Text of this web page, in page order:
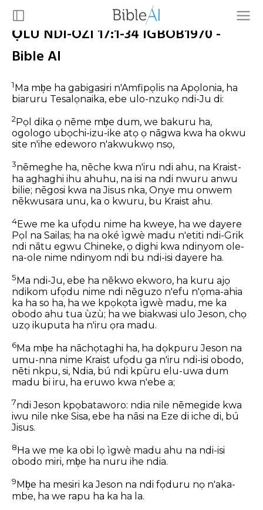
ỌLU NDI-OZI 17:1-34 IGBOB1970 -
Bible AI
1Ma mb͕e ha gabigasiri n'Amfipọlis na Apọlonia, ha
biaruru Tesalọnaika, ebe ulo-nzukọ ndi-Ju di:
2 Pọl dika ọ nēme mb͕e dum, we bakuru ha,
ogologo ubọchi-izu-ike atọ ọ nāgwa kwa ha okwu
site n'ihe edeworo n'akwukwọ nsọ,
3nēmeghe ha, nēche kwa n'iru ndi ahu, na Kraist-
ha aghaghi ihu ahuhu, na isi na ndi nwuru anwu
bilie; nēgosi kwa na Jisus nka, Onye mu onwem
nēkwusara unu, ka o kwuru, bu Kraist ahu.
4Ewe me ka ufọdu nime ha kweye, ha we dayere
Pọl na Sailas; ha na oké ìgwè madu n'etiti ndi-Grik
ndi nātu egwu Chineke, ọ dighi kwa ndinyom ole-
na-ole nime ndinyom ndi bu ndi-isi dayere ha.
5 Ma ndi-Ju, ebe ha nēkwo ekworo, ha kuru ajọ
ndikom ufọdu nime ndi nēguzo n'efu n'ọma-ahia
ka ha so ha, ha we kpọkọta ìgwè madu, me ka
obodo ahu tua ùzù; ha we biakwasi ulo Jeson, chọ
uzọ ikuputa ha n'iru ọra madu.
6Ma mb͕e ha nāchọtaghi ha, ha dọkpuru Jeson na
umu-nna nime Kraist ufọdu ga n'iru ndi-isi obodo,
nēti nkpu, si, Ndia, bú ndi kpùru elu-uwa dum
madu bi iru, ha eruwo kwa n'ebe a;
7ndi Jeson kpọbataworo: ndia nile nēmegide kwa
iwu nile nke Sisa, ebe ha nāsi na Eze di iche di, bú
Jisus.
8 Ha we me ka obi lọ ìgwè madu ahu na ndi-isi
obodo miri, mb͕e ha nuru ihe ndia.
9 Mb͕e ha mesiri ka Jeson na ndi fọduru nọ n'aka-
mbe, ha we rapu ha ka ha la.